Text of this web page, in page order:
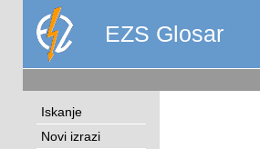
EZS Glosar
Iskanje
Novi izrazi